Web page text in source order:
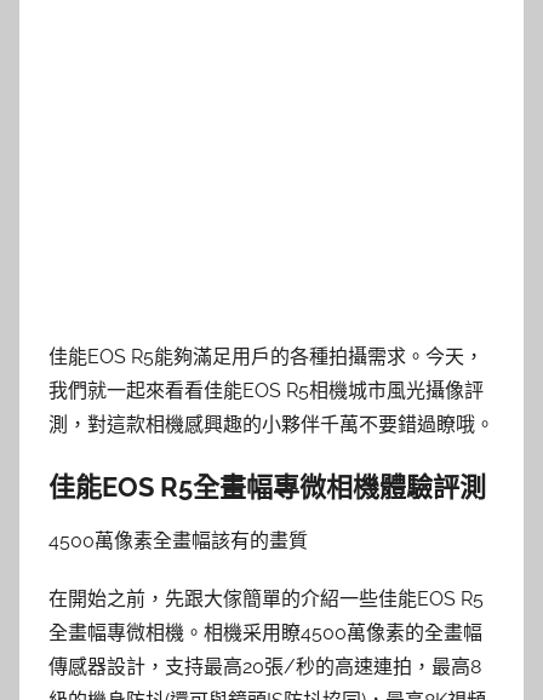
佳能EOS R5能夠滿足用戶的各種拍攝需求。今天，
我們就一起來看看佳能EOS R5相機城市風光攝像評
測，對這款相機感興趣的小夥伴千萬不要錯過瞭哦。
佳能EOS R5全畫幅專微相機體驗評測
4500萬像素全畫幅該有的畫質
在開始之前，先跟大傢簡單的介紹一些佳能EOS R5
全畫幅專微相機。相機采用瞭4500萬像素的全畫幅
傳感器設計，支持最高20張/秒的高速連拍，最高8